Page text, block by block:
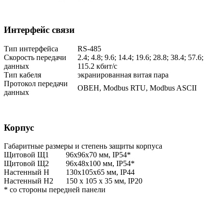
Интерфейс связи
Тип интерфейса
RS-485
Скорость передачи
данных
2.4; 4.8; 9.6; 14.4; 19.6; 28.8; 38.4; 57.6;
115.2 кбит/с
Тип кабеля
экранированная витая пара
Протокол передачи
данных
ОВЕН, Modbus RTU, Modbus ASCII
Корпус
Габаритные размеры и степень защиты корпуса
Щитовой Щ1
96х96х70 мм, IP54*
Щитовой Щ2
96х48х100 мм, IP54*
Настенный Н
130х105х65 мм, IP44
Настенный Н2
150 х 105 х 35 мм, IP20
* со стороны передней панели